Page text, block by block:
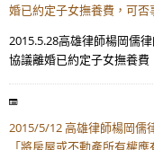
婚已約定子女撫養費，可
2015.5.28高雄律師楊岡儒
協議離婚已約定子女撫養
2015/5/12 高雄律師楊岡儒
「將房屋或不動產所有權